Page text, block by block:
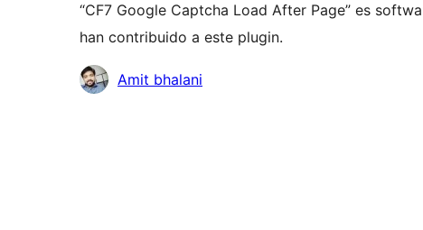
“CF7 Google Captcha Load After Page” es
han contribuido a este plugin.
Colaboradores
Amit bhalani